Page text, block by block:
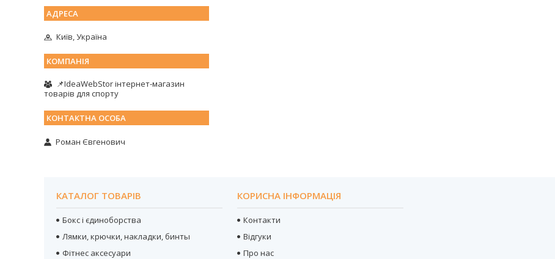
Київ, Україна
📌IdeaWebStor інтернет-магазин
товарів для спорту
Роман Євгенович
КАТАЛОГ ТОВАРІВ
Бокс і єдиноборства
Лямки, крючки, накладки, бинты
Фітнес аксесуари
КОРИСНА ІНФОРМАЦІЯ
Контакти
Відгуки
Про нас